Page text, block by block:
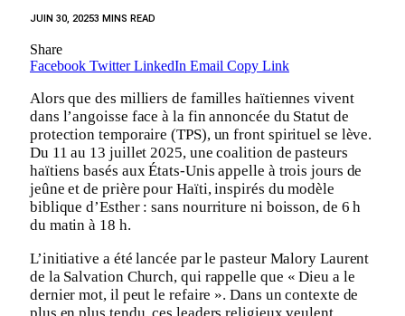
JUIN 30, 20253 MINS READ
Share
Facebook Twitter LinkedIn Email Copy Link
Alors que des milliers de familles haïtiennes vivent
dans l’angoisse face à la fin annoncée du Statut de
protection temporaire (TPS), un front spirituel se lève.
Du 11 au 13 juillet 2025, une coalition de pasteurs
haïtiens basés aux États-Unis appelle à trois jours de
jeûne et de prière pour Haïti, inspirés du modèle
biblique d’Esther : sans nourriture ni boisson, de 6 h
du matin à 18 h.
L’initiative a été lancée par le pasteur Malory Laurent
de la Salvation Church, qui rappelle que « Dieu a le
dernier mot, il peut le refaire ». Dans un contexte de